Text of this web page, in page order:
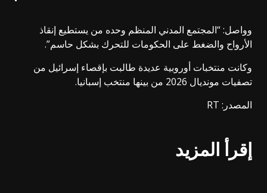
وواصل: “المجتمع المدني المنظم وحده من يستطيع إنقاذ
الأرواح والضغط على الحكومات للتحرك بشكل حاسم”.
وكانت منتخبات أوروبية عديدة طالبت بإقصاء إسرائيل من
تصفيات مونديال 2026 من بينها منتخب إسبانيا.
المصدر: RT
إقرأ المزيد